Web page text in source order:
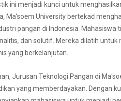
ini menjadi kunci untuk
Ma'soem University bertekad
pangan di Indonesia.
dan solutif. Mereka dilatih
yang berkelanjutan.
Jurusan Teknologi Pangan di
yang memberdayakan. Dengan